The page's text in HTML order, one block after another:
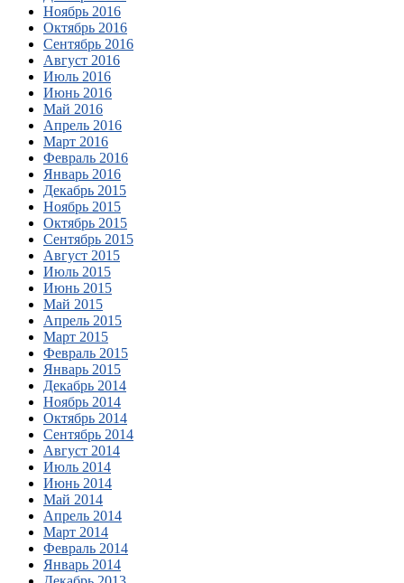
Ноябрь 2016
Октябрь 2016
Сентябрь 2016
Август 2016
Июль 2016
Июнь 2016
Май 2016
Апрель 2016
Март 2016
Февраль 2016
Январь 2016
Декабрь 2015
Ноябрь 2015
Октябрь 2015
Сентябрь 2015
Август 2015
Июль 2015
Июнь 2015
Май 2015
Апрель 2015
Март 2015
Февраль 2015
Январь 2015
Декабрь 2014
Ноябрь 2014
Октябрь 2014
Сентябрь 2014
Август 2014
Июль 2014
Июнь 2014
Май 2014
Апрель 2014
Март 2014
Февраль 2014
Январь 2014